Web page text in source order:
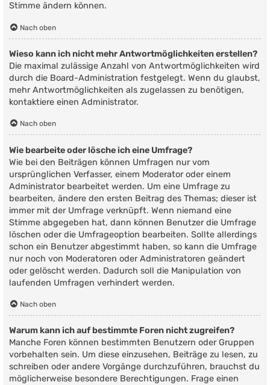
Stimme ändern können.
Nach oben
Wieso kann ich nicht mehr Antwortmöglichkeiten erstellen?
Die maximal zulässige Anzahl von Antwortmöglichkeiten wird
durch die Board-Administration festgelegt. Wenn du glaubst,
mehr Antwortmöglichkeiten als zugelassen zu benötigen,
kontaktiere einen Administrator.
Nach oben
Wie bearbeite oder lösche ich eine Umfrage?
Wie bei den Beiträgen können Umfragen nur vom
ursprünglichen Verfasser, einem Moderator oder einem
Administrator bearbeitet werden. Um eine Umfrage zu
bearbeiten, ändere den ersten Beitrag des Themas; dieser ist
immer mit der Umfrage verknüpft. Wenn niemand eine
Stimme abgegeben hat, dann können Benutzer die Umfrage
löschen oder die Umfrageoption bearbeiten. Sollte allerdings
schon ein Benutzer abgestimmt haben, so kann die Umfrage
nur noch von Moderatoren oder Administratoren geändert
oder gelöscht werden. Dadurch soll die Manipulation von
laufenden Umfragen verhindert werden.
Nach oben
Warum kann ich auf bestimmte Foren nicht zugreifen?
Manche Foren können bestimmten Benutzern oder Gruppen
vorbehalten sein. Um diese einzusehen, Beiträge zu lesen, zu
schreiben oder andere Vorgänge durchzuführen, brauchst du
möglicherweise besondere Berechtigungen. Frage einen